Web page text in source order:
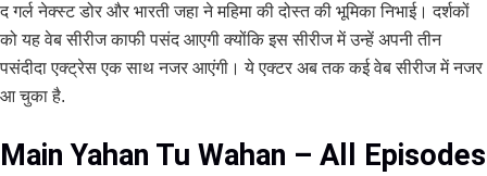
द गर्ल नेक्स्ट डोर और भारती जहा ने महिमा की दोस्त की भूमिका निभाई। दर्शकों
को यह वेब सीरीज काफी पसंद आएगी क्योंकि इस सीरीज में उन्हें अपनी तीन
पसंदीदा एक्ट्रेस एक साथ नजर आएंगी। ये एक्टर अब तक कई वेब सीरीज में नजर
आ चुका है.
Main Yahan Tu Wahan – All Episodes